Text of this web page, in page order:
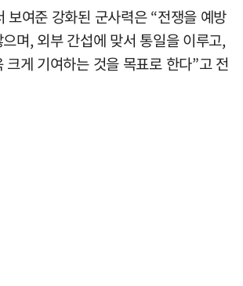
보여준 강화된 군사력은 “전쟁을 예방
며, 외부 간섭에 맞서 통일을 이루고,
크게 기여하는 것을 목표로 한다”고 전